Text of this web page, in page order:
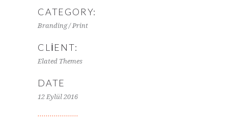
CATEGORY:
Branding / Print
CLIENT:
Elated Themes
DATE
12 Eylül 2016